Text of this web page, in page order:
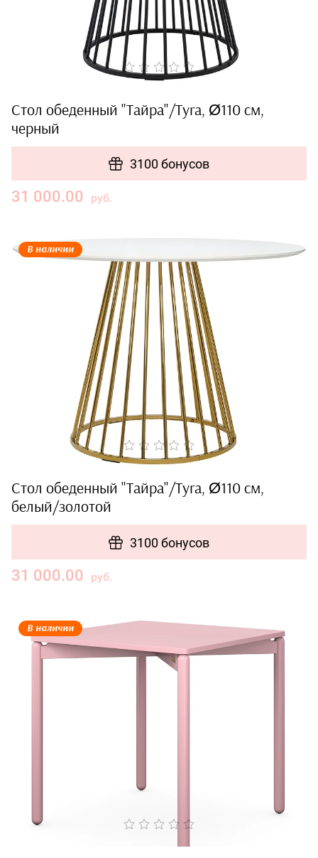
Стол обеденный "Тайра"/Tyra, Ø110 см,
черный
3100 бонусов
31 000.00 руб.
В наличии
Стол обеденный "Тайра"/Tyra, Ø110 см,
белый/золотой
3100 бонусов
31 000.00 руб.
В наличии